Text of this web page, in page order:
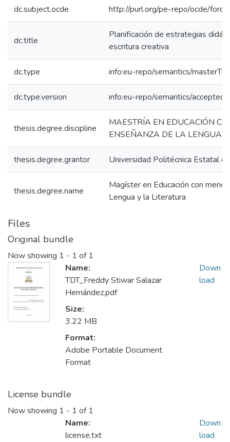
dc.subject.ocde http://purl.org/pe-repo/ocde/
dc.title
Planificación de estrategias
escritura creativa
dc.type info:eu-repo/semantics/
dc.type.version info:eu-repo/semantics/
thesis.degree.discipline
MAESTRÍA EN EDUCACIÓN
ENSEÑANZA DE LA LENGUA
thesis.degree.grantor Universidad Politécnica Estatal
thesis.degree.name
Magíster en Educación con
Lengua y la Literatura
Files
Original bundle
Now showing 1 - 1 of 1
Name:
TDT_Freddy Stiwar Salazar
Hernández.pdf
Size:
3.22 MB
Format:
Adobe Portable Document
Format
Down
load
License bundle
Now showing 1 - 1 of 1
Name:
license.txt
Down
load